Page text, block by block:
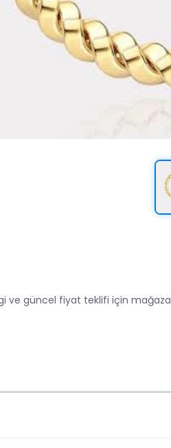
ve güncel fiyat teklifi için mağaza